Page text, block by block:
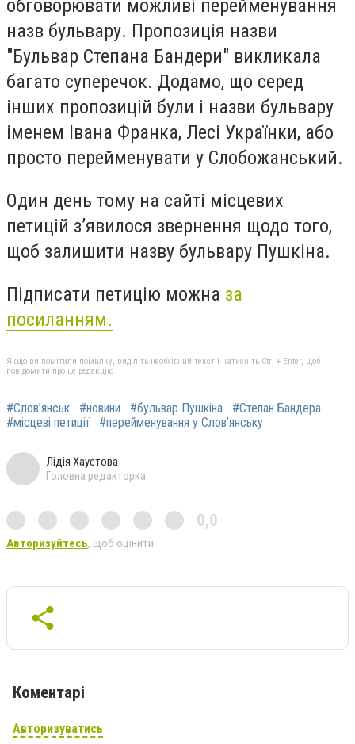
обговорювати можливі перейменування
назв бульвару. Пропозиція назви
"Бульвар Степана Бандери" викликала
багато суперечок. Додамо, що серед
інших пропозицій були і назви бульвару
іменем Івана Франка, Лесі Українки, або
просто перейменувати у Слобожанський.
Один день тому на сайті місцевих
петицій з’явилося звернення щодо того,
щоб залишити назву бульвару Пушкіна.
Підписати петицію можна за
посиланням.
Якщо ви помітили помилку, виділіть необхідний текст і натисніть Ctrl + Enter, щоб
повідомити про це редакцію
#Слов’янськ #новини #бульвар Пушкіна
#Степан Бандера
#місцеві петиції
#перейменування у Слов’янську
Лідія Хаустова
Головна редакторка
0,0
Авторизуйтесь, щоб оцінити
Коментарі
Авторизуватись